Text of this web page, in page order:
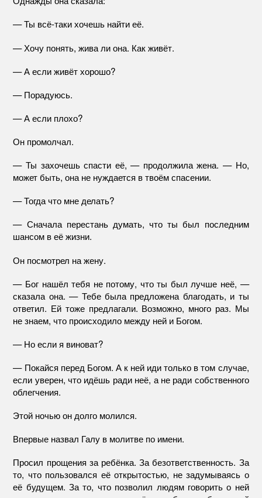
— Ты всё-таки хочешь найти её.
— Хочу понять, жива ли она. Как живёт.
— А если живёт хорошо?
— Порадуюсь.
— А если плохо?
Он промолчал.
— Ты захочешь спасти её, — продолжила жена. — Но,
может быть, она не нуждается в твоём спасении.
— Тогда что мне делать?
— Сначала перестань думать, что ты был последним
шансом в её жизни.
Он посмотрел на жену.
— Бог нашёл тебя не потому, что ты был лучше неё, —
сказала она. — Тебе была предложена благодать, и ты
ответил. Ей тоже предлагали. Возможно, много раз. Мы
не знаем, что происходило между ней и Богом.
— Но если я виноват?
— Покайся перед Богом. А к ней иди только в том случае,
если уверен, что идёшь ради неё, а не ради собственного
облегчения.
Этой ночью он долго молился.
Впервые назвал Галу в молитве по имени.
Просил прощения за ребёнка. За безответственность. За
то, что пользовался её открытостью, не задумываясь о
её будущем. За то, что позволил людям говорить о ней